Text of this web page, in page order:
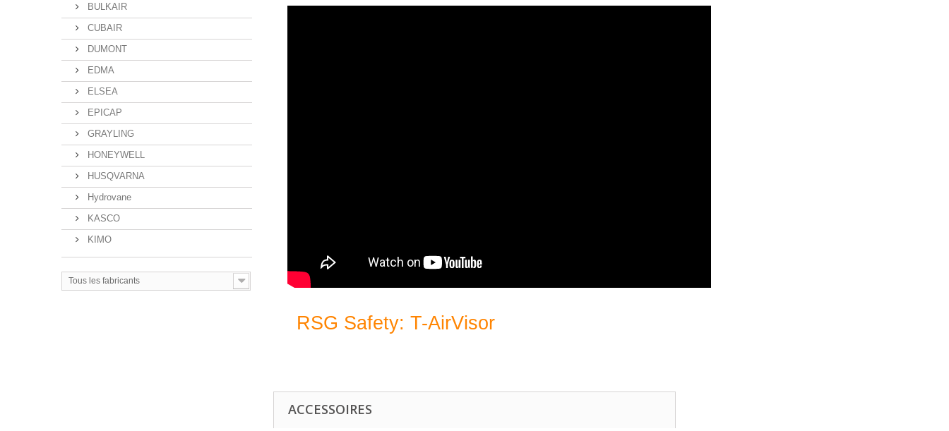
BULKAIR
CUBAIR
DUMONT
EDMA
ELSEA
EPICAP
GRAYLING
HONEYWELL
HUSQVARNA
Hydrovane
KASCO
KIMO
Tous les fabricants
RSG Safety: T-AirVisor
ACCESSOIRES